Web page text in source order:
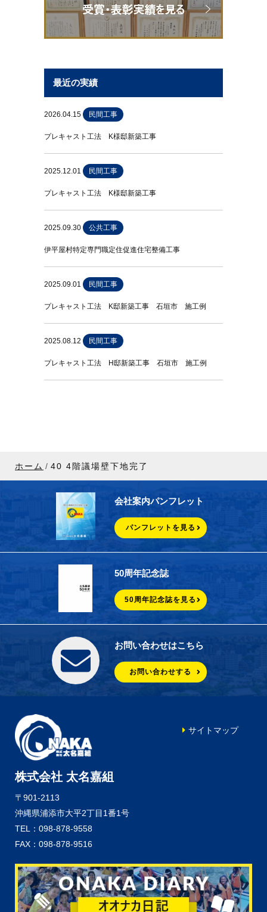
最近の実績
2026.04.15 民間工事
プレキャスト工法 K様邸新築工事
2025.12.01 民間工事
プレキャスト工法 K様邸新築工事
2025.09.30 公共工事
伊平屋村特定専門職定住促進住宅整備工事
2025.09.01 民間工事
プレキャスト工法 K邸新築工事 石垣市 施工例
2025.08.12 民間工事
プレキャスト工法 H邸新築工事 石垣市 施工例
ホーム 40 4階議場壁下地完了
会社案内パンフレット
パンフレットを見る
50周年記念誌
50周年記念誌を見る
お問い合わせはこちら
お問い合わせする
株式会社 太名嘉組
〒901-2113
沖縄県浦添市大平2丁目1番1号
TEL：098-878-9558
FAX：098-878-9516
サイトマップ